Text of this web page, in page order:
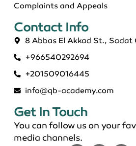
معتمد في السعودية 2026
Complaints and Appeals
Contact Info​
8 Abbas El Akkad St., Sadat
+966540292694
+201509016445
info@qb-academy.com
Get In Touch
You can follow us on your
media channels.